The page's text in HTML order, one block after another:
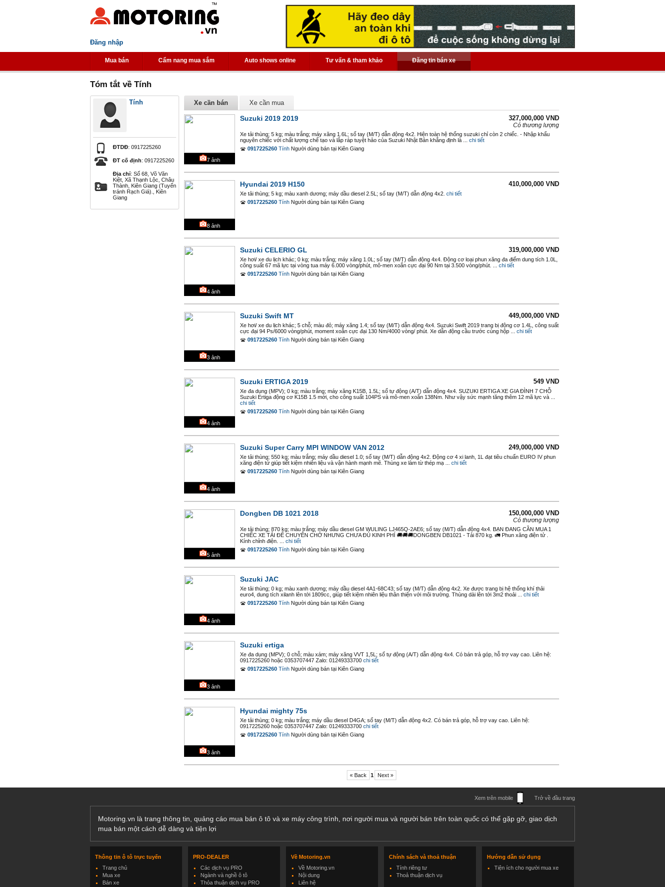
Đăng nhập
Mua bán Cẩm nang mua sắm Auto shows online Tư vấn & tham khảo Đăng tin bán xe
Tóm tắt về Tính
Tính
ĐTDĐ: 0917225260
ĐT cố định: 0917225260
Địa chỉ: Số 68, Võ Văn
Kiệt, Xã Thạnh Lộc, Châu
Thành, Kiên Giang (Tuyến
tránh Rạch Giá)., Kiên
Giang
Xe cần bán Xe cần mua
7ảnh
Suzuki 2019 2019 327,000,000 VND
Có thương lượng
Xe tải thùng; 5 kg; màu trắng; máy xăng 1.6L; số tay (M/T) dẫn động 4x2. Hiện toàn hệ thống suzuki chỉ còn 2 chiếc. - Nhập khẩu
nguyên chiếc với chất lượng chế tạo và lắp ráp tuyệt hảo của Suzuki Nhật Bản khẳng định là ...
chi tiết
0917225260 Tính Người dùng bán tại Kiên Giang
8ảnh
Hyundai 2019 H150 410,000,000 VND
Xe tải thùng; 5 kg; màu xanh dương; máy dầu diesel 2.5L; số tay (M/T) dẫn động 4x2. chi tiết
0917225260 Tính Người dùng bán tại Kiên Giang
4ảnh
Suzuki CELERIO GL 319,000,000 VND
Xe hơi/ xe du lịch khác; 0 kg; màu trắng; máy xăng 1.0L; số tay (M/T) dẫn động 4x4. Động cơ loại phun xăng đa điểm dung tích 1.0L,
công suất 67 mã lực tại vòng tua máy 6.000 vòng/phút, mô-men xoắn cực đại 90 Nm tại 3.500 vòng/phút. ...
chi tiết
0917225260 Tính Người dùng bán tại Kiên Giang
3ảnh
Suzuki Swift MT 449,000,000 VND
Xe hơi/ xe du lịch khác; 5 chỗ; màu đỏ; máy xăng 1.4; số tay (M/T) dẫn động 4x4. Suzuki Swift 2019 trang bị động cơ 1.4L, công suất
cực đại 94 Ps/6000 vòng/phút, moment xoắn cực đại 130 Nm/4000 vòng/ phút. Xe dẫn động cầu trước cùng hộp ...
chi tiết
0917225260 Tính Người dùng bán tại Kiên Giang
4ảnh
Suzuki ERTIGA 2019 549 VND
Xe đa dụng (MPV); 0 kg; màu trắng; máy xăng K15B, 1.5L; số tự động (A/T) dẫn động 4x4. SUZUKI ERTIGA XE GIA ĐÌNH 7 CHỖ
Suzuki Ertiga động cơ K15B 1.5 mới, cho công suất 104PS và mô-men xoắn 138Nm. Như vậy sức mạnh tăng thêm 12 mã lực và ...
chi tiết
0917225260 Tính Người dùng bán tại Kiên Giang
4ảnh
Suzuki Super Carry MPI WINDOW VAN 2012 249,000,000 VND
Xe tải thùng; 550 kg; màu trắng; máy dầu diesel 1.0; số tay (M/T) dẫn động 4x2. Động cơ 4 xi lanh, 1L đạt tiêu chuẩn EURO IV phun
xăng điện tử giúp tiết kiệm nhiên liệu và vận hành mạnh mẽ. Thùng xe làm từ thép mạ ...
chi tiết
0917225260 Tính Người dùng bán tại Kiên Giang
5ảnh
Dongben DB 1021 2018 150,000,000 VND
Có thương lượng
Xe tải thùng; 870 kg; màu trắng; máy dầu diesel GM WULING LJ465Q-2AE6; số tay (M/T) dẫn động 4x4. BẠN ĐANG CẦN MUA 1
CHIẾC XE TẢI ĐỂ CHUYÊN CHỞ NHƯNG CHƯA ĐỦ KINH PHÍ 🚚🚚🚚DONGBEN DB1021 - Tải 870 kg. 🚛 Phun xăng điện tử .
Kính chỉnh điện. ...
chi tiết
0917225260 Tính Người dùng bán tại Kiên Giang
4ảnh
Suzuki JAC
Xe tải thùng; 0 kg; màu xanh dương; máy dầu diesel 4A1-68C43; số tay (M/T) dẫn động 4x2. Xe được trang bị hệ thống khí thải
euro4, dung tích xilanh lên tới 1809cc, giúp tiết kiệm nhiên liệu thân thiện với môi trường. Thùng dài lên tới 3m2 thoải ...
chi tiết
0917225260 Tính Người dùng bán tại Kiên Giang
3ảnh
Suzuki ertiga
Xe đa dụng (MPV); 0 chỗ; màu xám; máy xăng VVT 1,5L; số tự động (A/T) dẫn động 4x4. Có bán trả góp, hỗ trợ vay cao. Liên hệ:
0917225260 hoặc 0353707447 Zalo: 01249333700 chi tiết
0917225260 Tính Người dùng bán tại Kiên Giang
3ảnh
Hyundai mighty 75s
Xe tải thùng; 0 kg; màu trắng; máy dầu diesel D4GA; số tay (M/T) dẫn động 4x2. Có bán trả góp, hỗ trợ vay cao. Liên hệ:
0917225260 hoặc 0353707447 Zalo: 01249333700 chi tiết
0917225260 Tính Người dùng bán tại Kiên Giang
« Back 1 Next »
Xem trên mobile Trở về đầu trang
Motoring.vn là trang thông tin, quảng cáo mua bán ô tô và xe máy công trình, nơi người mua và người bán trên toàn quốc có thể gặp gỡ, giao dịch
mua bán một cách dễ dàng và tiện lợi
Thông tin ô tô trực tuyến
Trang chủ
Mua xe
Bán xe
PRO-DEALER
Các dịch vụ PRO
Ngành và nghề ô tô
Thỏa thuận dịch vụ PRO
Về Motoring.vn
Về Motoring.vn
Nội dung
Liên hệ
Chính sách và thoả thuận
Tính riêng tư
Thoả thuận dịch vụ
Hướng dẫn sử dụng
Tiện ích cho người mua xe